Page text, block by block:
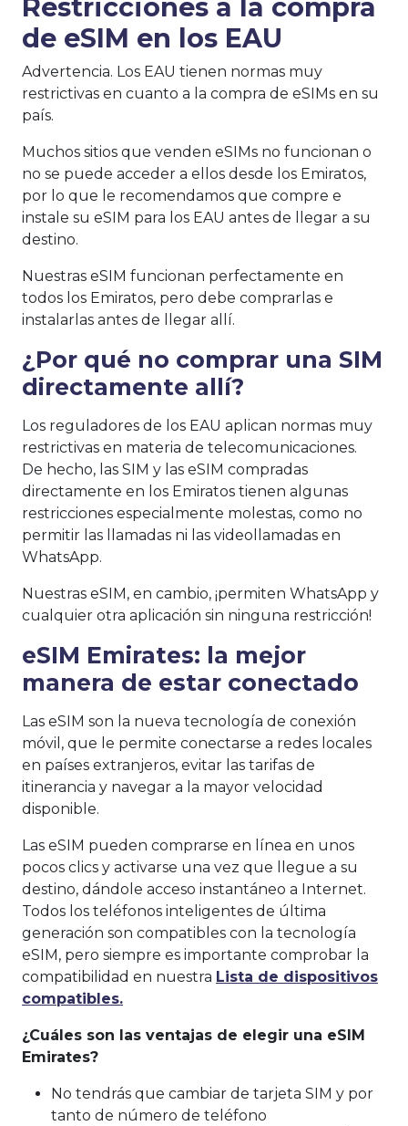
Restricciones a la compra
de eSIM en los EAU
Advertencia. Los EAU tienen normas muy
restrictivas en cuanto a la compra de eSIMs en su
país.
Muchos sitios que venden eSIMs no funcionan o
no se puede acceder a ellos desde los Emiratos,
por lo que le recomendamos que compre e
instale su eSIM para los EAU antes de llegar a su
destino.
Nuestras eSIM funcionan perfectamente en
todos los Emiratos, pero debe comprarlas e
instalarlas antes de llegar allí.
¿Por qué no comprar una SIM
directamente allí?
Los reguladores de los EAU aplican normas muy
restrictivas en materia de telecomunicaciones.
De hecho, las SIM y las eSIM compradas
directamente en los Emiratos tienen algunas
restricciones especialmente molestas, como no
permitir las llamadas ni las videollamadas en
WhatsApp.
Nuestras eSIM, en cambio, ¡permiten WhatsApp y
cualquier otra aplicación sin ninguna restricción!
eSIM Emirates: la mejor
manera de estar conectado
Las eSIM son la nueva tecnología de conexión
móvil, que le permite conectarse a redes locales
en países extranjeros, evitar las tarifas de
itinerancia y navegar a la mayor velocidad
disponible.
Las eSIM pueden comprarse en línea en unos
pocos clics y activarse una vez que llegue a su
destino, dándole acceso instantáneo a Internet.
Todos los teléfonos inteligentes de última
generación son compatibles con la tecnología
eSIM, pero siempre es importante comprobar la
compatibilidad en nuestra Lista de dispositivos
compatibles.
¿Cuáles son las ventajas de elegir una eSIM
Emirates?
No tendrás que cambiar de tarjeta SIM y por
tanto de número de teléfono